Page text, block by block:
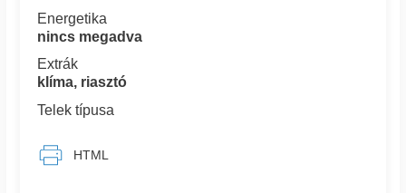
Energetika
nincs megadva
Extrák
klíma, riasztó
Telek típusa
HTML